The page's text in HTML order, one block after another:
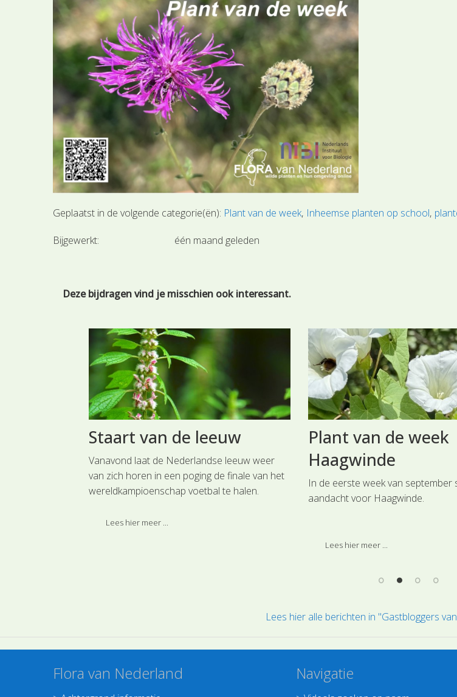
Geplaatst in de volgende categorie(ën): Plant van de week Inheemse planten op school
Bijgewerkt: één maand geleden
Deze bijdragen vind je misschien ook interessant.
Staart van de leeuw
Vanavond laat de Nederlandse leeuw weer
van zich horen in een poging de finale van het
wereldkampioenschap voetbal te halen.
wel eens van pas kan komen deze avond.
Lees hier meer ...
Plant van de week
Haagwinde
In de eerste week van september
aandacht voor Haagwinde.
Lees hier meer ...
Lees hier alle berichten in "Gastbloggers
Flora van Nederland Navigatie